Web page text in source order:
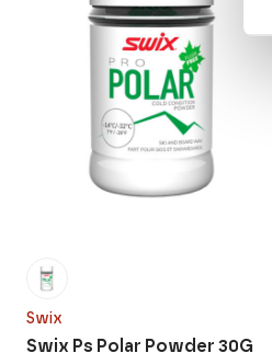
Swix
Swix Ps Polar Powder 30G